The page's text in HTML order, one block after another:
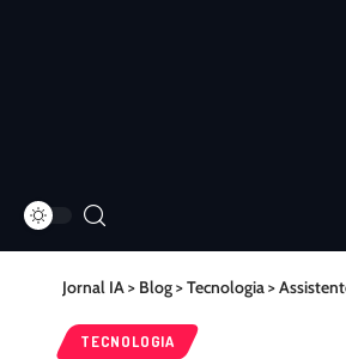
Jornal IA> Blog>Tecnologia>
TECNOLOGIA